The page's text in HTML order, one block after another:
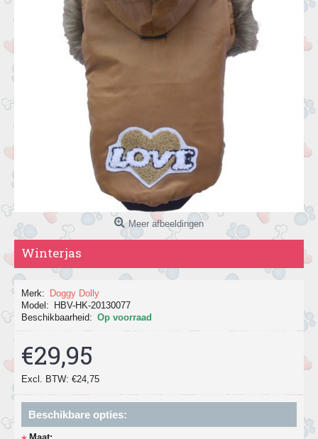
Meer afbeeldingen
Winterjas
Merk:
Doggy Dolly
Model:
HBV-HK-20130077
Beschikbaarheid: Op voorraad
€29,95
Excl. BTW: €24,75
Beschikbare opties: